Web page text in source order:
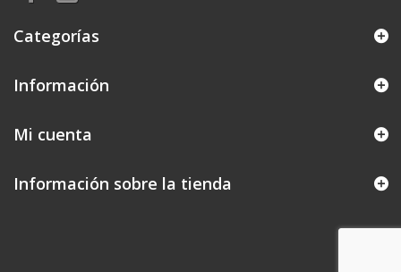
Categorías
Información
Mi cuenta
Información sobre la tienda